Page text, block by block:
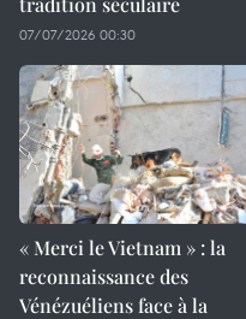
07/07/2026 00:30
« Merci le Vietnam » : la
reconnaissance des
Vénézuéliens face à la